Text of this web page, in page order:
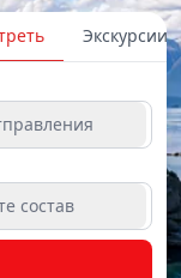
Экскурсии
состав